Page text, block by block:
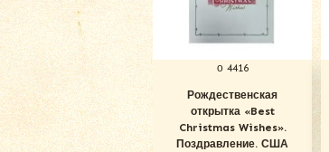
о 4416
Рождественская
открытка «Best
Christmas Wishes».
Поздравление. США